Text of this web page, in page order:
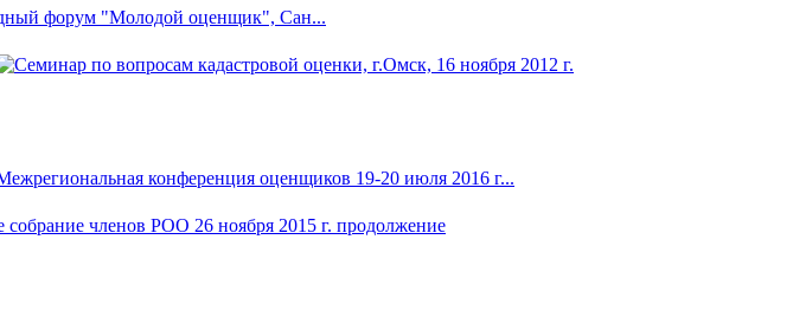
форум "Молодой оценщик", Сан...
конференция оценщиков 19-20 июля 2016 г...